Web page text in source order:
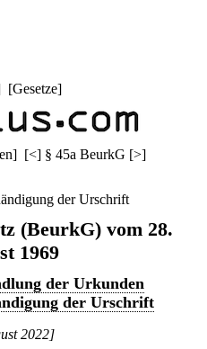
[Gesetze]
] [<] § 45a BeurkG [>]
der Urschrift
(BeurkG) vom 28.
1969
der Urkunden
der Urschrift
2022]